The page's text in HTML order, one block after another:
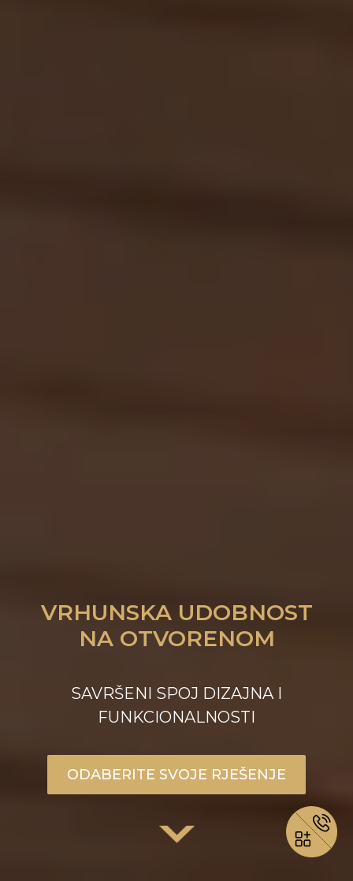
VRHUNSKA UDOBNOST
NA OTVORENOM
SAVRŠENI SPOJ DIZAJNA I
FUNKCIONALNOSTI
ODABERITE SVOJE RJEŠENJE